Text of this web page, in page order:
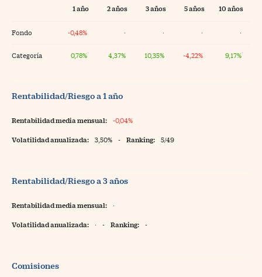
1 año 2 años 3 años 5 años 10 años
Fondo -0,48% · · · ·
Categoría 0,78% 4,37% 10,35% -4,22% 9,17%
Rentabilidad/Riesgo a 1 año
Rentabilidad media mensual: -0,04%
Volatilidad anualizada: 3,50% - Ranking: 5/49
Rentabilidad/Riesgo a 3 años
Rentabilidad media mensual: ·
Volatilidad anualizada: · - Ranking: -
Comisiones